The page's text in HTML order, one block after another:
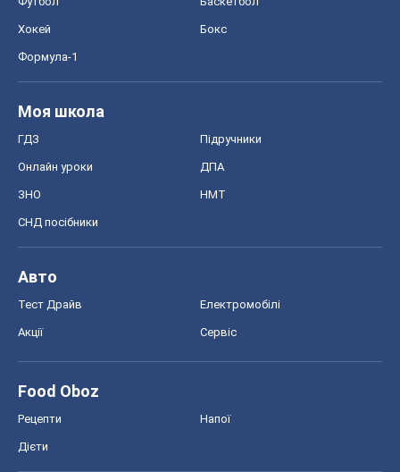
Хокей Бокс
Формула-1
Моя школа
ГДЗ Підручники
Онлайн уроки ДПА
ЗНО НМТ
СНД посібники
Авто
Тест Драйв Електромобілі
Акції Сервіс
Food Oboz
Рецепти Напої
Дієти